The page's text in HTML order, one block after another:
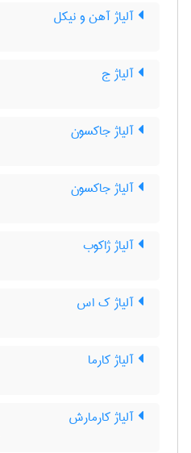
آلیاژ آهن و نیکل
آلیاژ ج
آلیاژ جاکسون
آلیاژ جاکسون
آلیاژ ژاکوب
آلیاژ ک اس
آلیاژ کارما
آلیاژ کارمارش